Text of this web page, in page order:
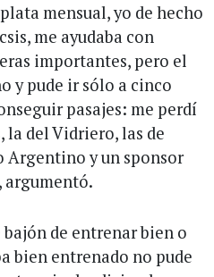
mensual, yo de hecho
me ayudaba con
importantes, pero el
y pude ir sólo a cinco
pasajes: me perdí
la del Vidriero, las de
Argentino y un sponsor
argumentó.
de entrenar bien o
bien entrenado no pude